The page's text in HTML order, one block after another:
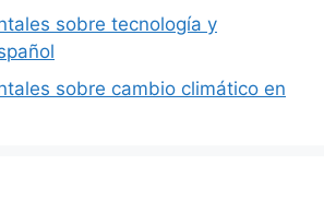
sobre tecnología y
sobre cambio climático en